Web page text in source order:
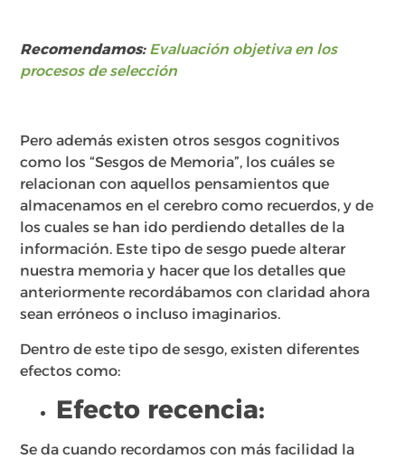
Recomendamos: Evaluación objetiva en los
procesos de selección
Pero además existen otros sesgos cognitivos
como los “Sesgos de Memoria”, los cuáles se
relacionan con aquellos pensamientos que
almacenamos en el cerebro como recuerdos, y de
los cuales se han ido perdiendo detalles de la
información. Este tipo de sesgo puede alterar
nuestra memoria y hacer que los detalles que
anteriormente recordábamos con claridad ahora
sean erróneos o incluso imaginarios.
Dentro de este tipo de sesgo, existen diferentes
efectos como:
Efecto recencia:
Se da cuando recordamos con más facilidad la